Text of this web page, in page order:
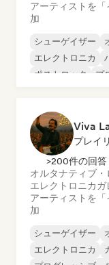
アーティストを
加
シューゲイザー
エレクトロニカ
ポストロック
プ
Viva
プレイ
>200件の回答
オルタナティブ・
エレクトロニカガ
アーティストを
加
シューゲイザー
エレクトロニカ